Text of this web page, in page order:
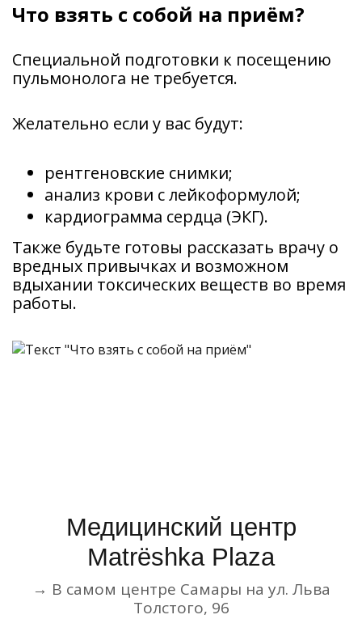
Что взять с собой на приём?
Специальной подготовки к посещению
пульмонолога не требуется.
Желательно если у вас будут:
рентгеновские снимки;
анализ крови с лейкоформулой;
кардиограмма сердца (ЭКГ).
Также будьте готовы рассказать врачу о
вредных привычках и возможном
вдыхании токсических веществ во время
работы.
Медицинский центр
Matrёshka Plaza
→ В самом центре Самары на ул. Льва
Толстого, 96